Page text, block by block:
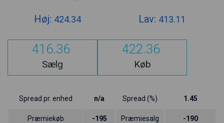
Høj: 424.34 Lav: 413.11
416.36
Sælg
422.36
Køb
Spread pr. enhed n/a Spread (%) 1.45
Præmiekøb -195 Præmiesalg -190